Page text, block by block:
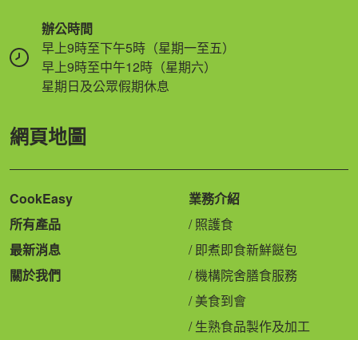
辦公時間
早上9時至下午5時（星期一至五）
早上9時至中午12時（星期六）
星期日及公眾假期休息
網頁地圖
CookEasy
所有產品
最新消息
關於我們
業務介紹
照護食
即煮即食新鮮餸包
機構院舍膳食服務
美食到會
生熟食品製作及加工